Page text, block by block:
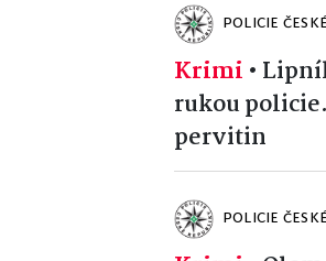
POLICIE
Krimi •
rukou
pervitin
POLICIE